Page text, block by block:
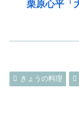
栗原心平「
きょうの料理